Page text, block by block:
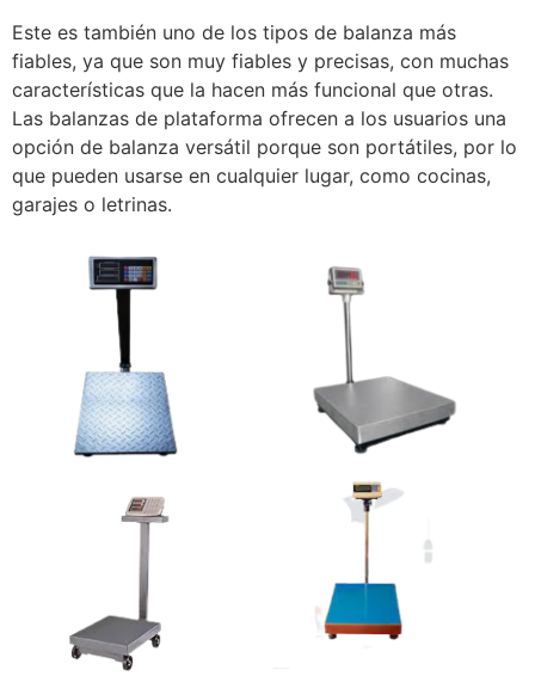
Este es también uno de los tipos de balanza más
fiables, ya que son muy fiables y precisas, con muchas
características que la hacen más funcional que otras.
Las balanzas de plataforma ofrecen a los usuarios una
opción de balanza versátil porque son portátiles, por lo
que pueden usarse en cualquier lugar, como cocinas,
garajes o letrinas.